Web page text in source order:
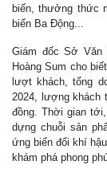
biến, thưởng thức
biển Ba Động...
Giám đốc Sở Văn
Hoàng Sum cho
lượt khách, tổng
2024, lượng khách
đồng. Thời gian
dựng chuỗi sản
ứng biến đổi khí
khám phá phong